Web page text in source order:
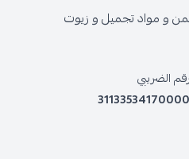
و مواد تجميل و زيوت
الضريبي